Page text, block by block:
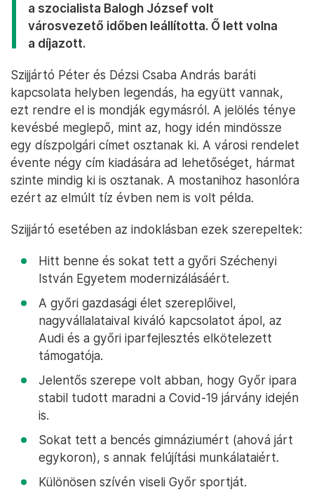
a szocialista Balogh József volt
városvezető időben leállította. Ő lett volna
a díjazott.
Szijjártó Péter és Dézsi Csaba András baráti
kapcsolata helyben legendás, ha együtt vannak,
ezt rendre el is mondják egymásról. A jelölés ténye
kevésbé meglepő, mint az, hogy idén mindössze
egy díszpolgári címet osztanak ki. A városi rendelet
évente négy cím kiadására ad lehetőséget, hármat
szinte mindig ki is osztanak. A mostanihoz hasonlóra
ezért az elmúlt tíz évben nem is volt példa.
Szijjártó esetében az indoklásban ezek szerepeltek:
Hitt benne és sokat tett a győri Széchenyi
István Egyetem modernizálásáért.
A győri gazdasági élet szereplőivel,
nagyvállalataival kiváló kapcsolatot ápol, az
Audi és a győri iparfejlesztés elkötelezett
támogatója.
Jelentős szerepe volt abban, hogy Győr ipara
stabil tudott maradni a Covid-19 járvány idején
is.
Sokat tett a bencés gimnáziumért (ahová járt
egykoron), s annak felújítási munkálataiért.
Különösen szívén viseli Győr sportját.